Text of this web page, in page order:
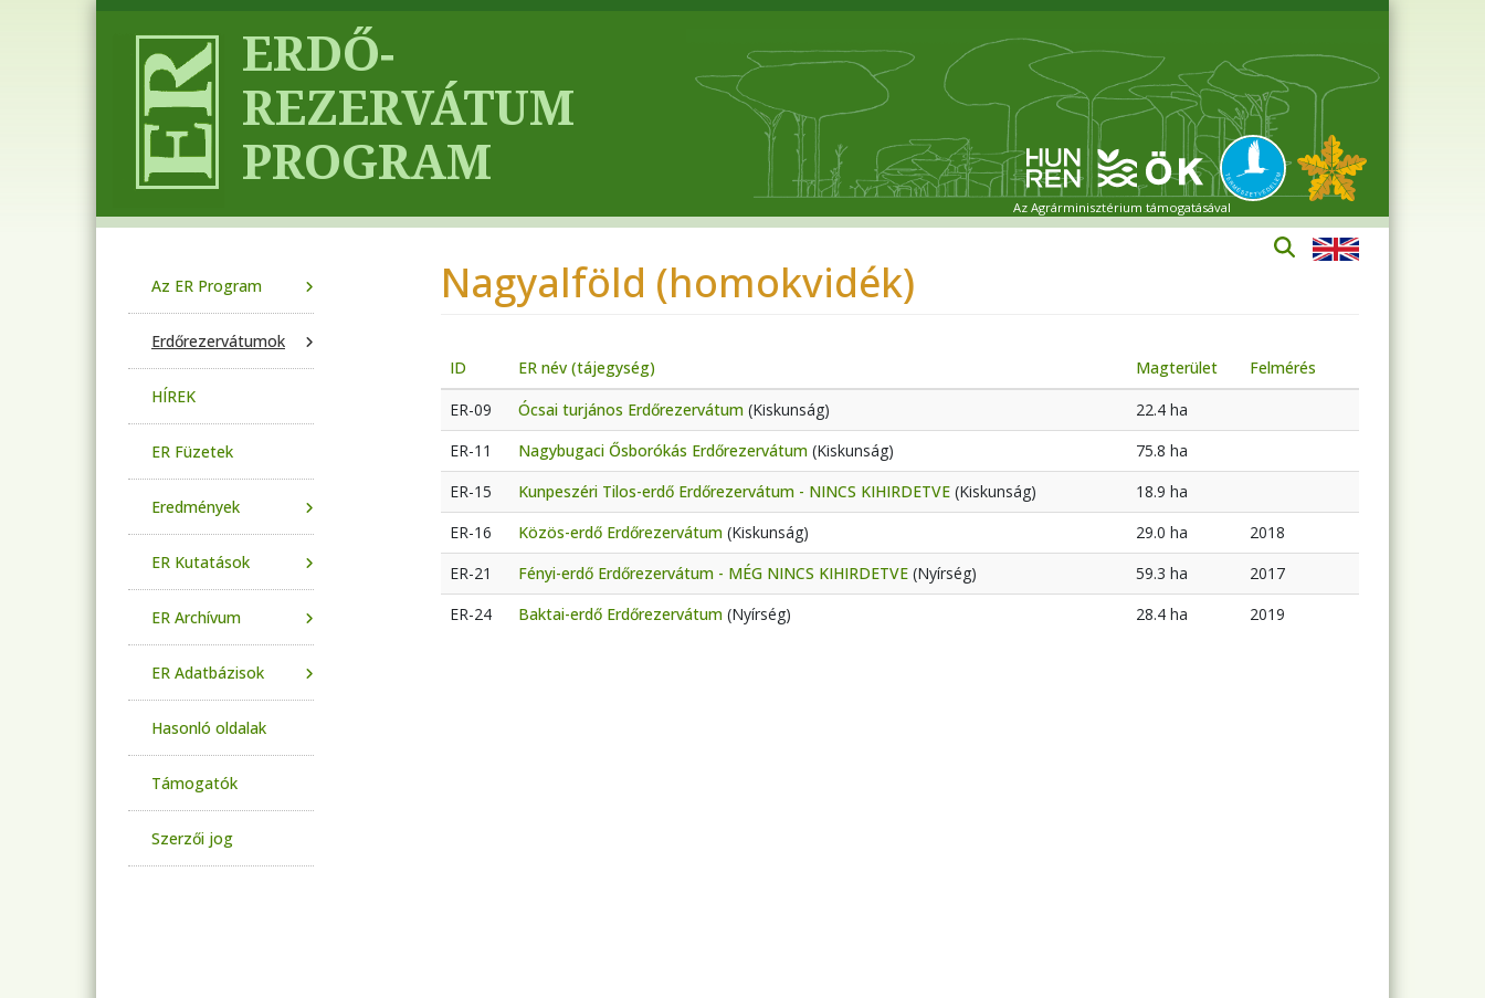
Az Agrárminisztérium támogatásával
Nagyalföld (homokvidék)
ID ER név (tájegység) Magterület
Felmérés
ER-09
Ócsai turjános Erdőrezervátum (Kiskunság)
22.4 ha
ER-11
Nagybugaci Ősborókás Erdőrezervátum (Kiskunság)
75.8 ha
ER-15
Kunpeszéri Tilos-erdő Erdőrezervátum - NINCS KIHIRDETVE (Kiskunság)
18.9 ha
ER-16
Közös-erdő Erdőrezervátum (Kiskunság) 29.0 ha
2018
ER-21
Fényi-erdő Erdőrezervátum - MÉG NINCS KIHIRDETVE (Nyírség) 59.3 ha
2017
ER-24
Baktai-erdő Erdőrezervátum (Nyírség) 28.4 ha 2019
Az ER Program
Erdőrezervátumok
HÍREK
ER Füzetek
Eredmények
ER Kutatások
ER Archívum
ER Adatbázisok
Hasonló oldalak
Támogatók
Szerzői jog